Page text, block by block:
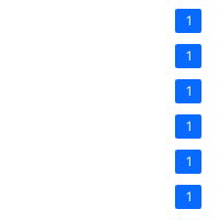
1
1
1
1
1
1